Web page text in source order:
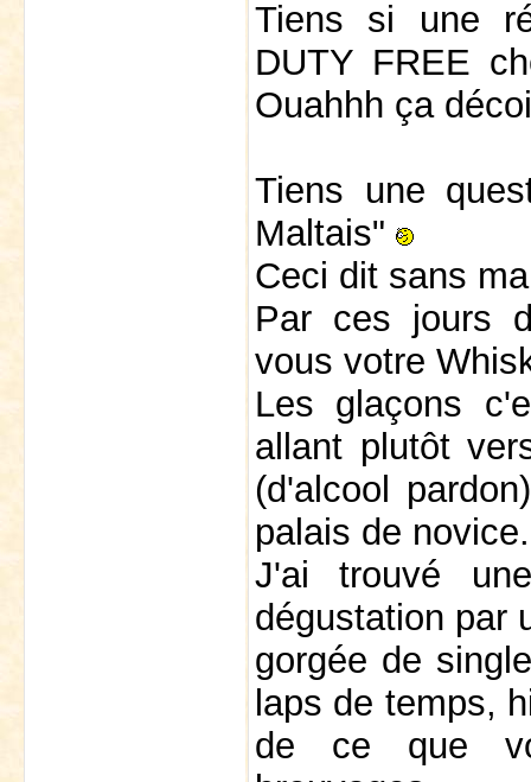
Tiens si une
DUTY FREE
Ouahhh ça
Tiens une
Maltais"
Ceci dit sans
Par ces jours
vous votre
Les glaçons
allant plutôt
(d'alcool
palais de
J'ai trouvé
dégustation par
gorgée de
laps de temps,
de ce que